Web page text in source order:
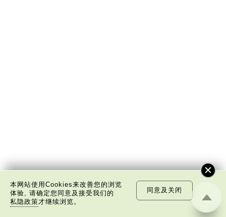
本网站使用Cookies来改善您的浏览
体验, 请确定您同意及接受我们的
私隐政策才继续浏览。
同意及关闭